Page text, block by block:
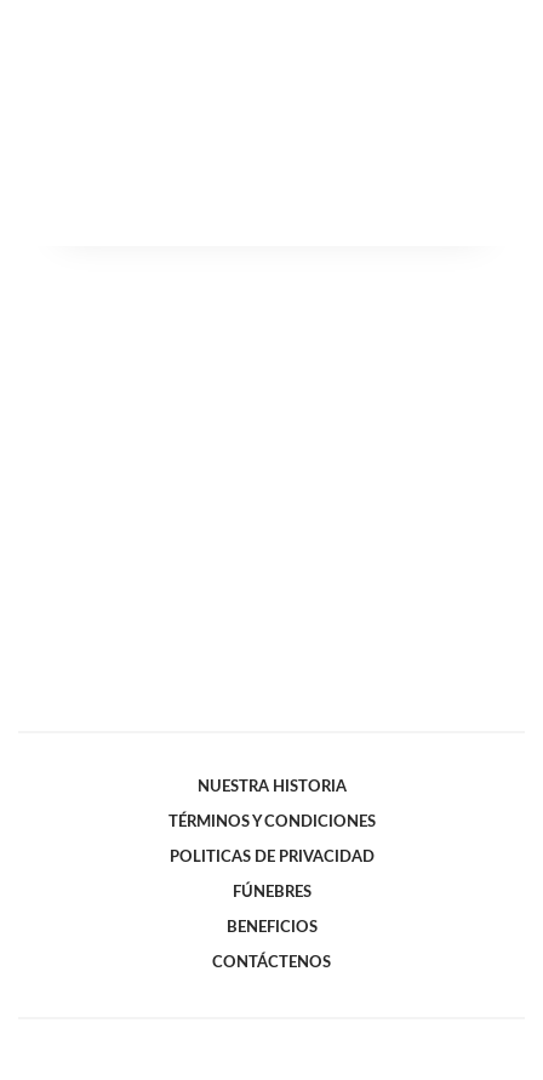
NUESTRA HISTORIA
TÉRMINOS Y CONDICIONES
POLITICAS DE PRIVACIDAD
FÚNEBRES
BENEFICIOS
CONTÁCTENOS